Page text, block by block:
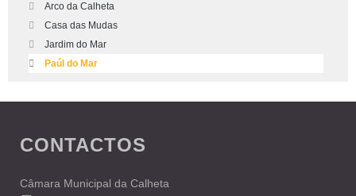
Arco da Calheta
Casa das Mudas
Jardim do Mar
Paúl do Mar
CONTACTOS
Câmara Municipal da Calheta